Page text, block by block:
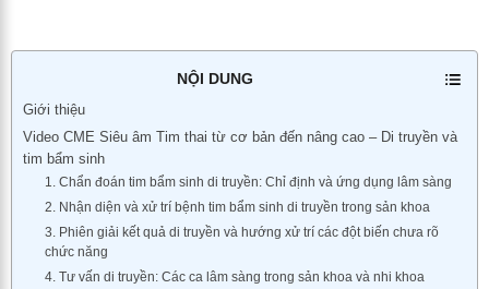
NỘI DUNG
Giới thiệu
Video CME Siêu âm Tim thai từ cơ bản đến nâng cao – Di truyền và
tim bẩm sinh
1. Chẩn đoán tim bẩm sinh di truyền: Chỉ định và ứng dụng lâm sàng
2. Nhận diện và xử trí bệnh tim bẩm sinh di truyền trong sản khoa
3. Phiên giải kết quả di truyền và hướng xử trí các đột biến chưa rõ
chức năng
4. Tư vấn di truyền: Các ca lâm sàng trong sản khoa và nhi khoa